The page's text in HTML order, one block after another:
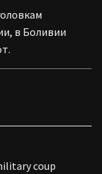
в Боливии
coup